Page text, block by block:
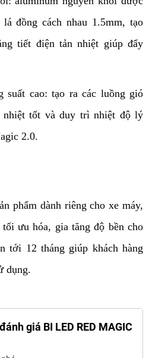
đồng cách nhau 1.5mm, tạo
tiết điện tản nhiệt giúp đẩy
suất cao: tạo ra các luồng gió
nhiệt tốt và duy trì nhiệt độ lý
2.0.
phẩm dành riêng cho xe máy,
ưu hóa, gia tăng độ bền cho
tới 12 tháng giúp khách hàng
dụng.
giá BI LED RED MAGIC